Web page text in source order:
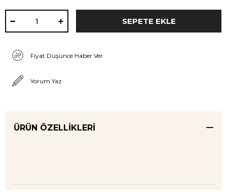
Fiyat Düşünce Haber Ver
Yorum Yaz
ÜRÜN ÖZELLIKLERI